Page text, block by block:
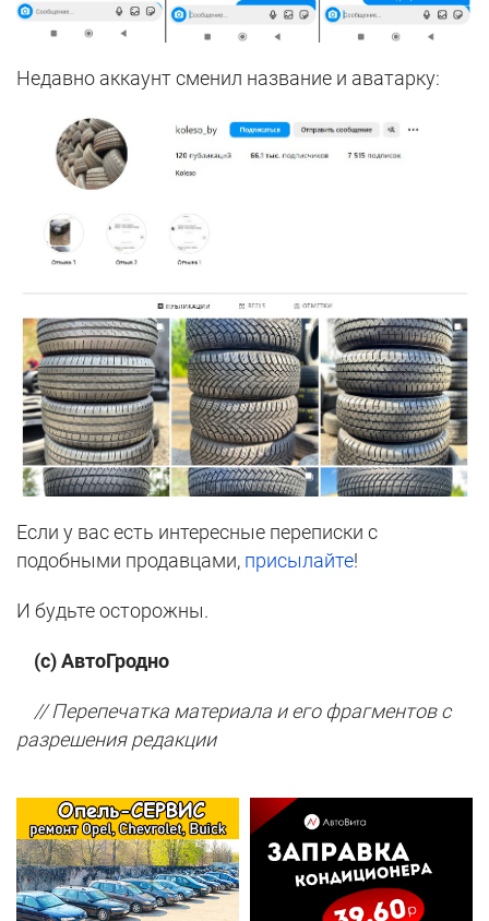
Недавно аккаунт сменил название и аватарку:
Если у вас есть интересные переписки с
подобными продавцами, присылайте!
И будьте осторожны.
(с) АвтоГродно
// Перепечатка материала и его фрагментов с
разрешения редакции